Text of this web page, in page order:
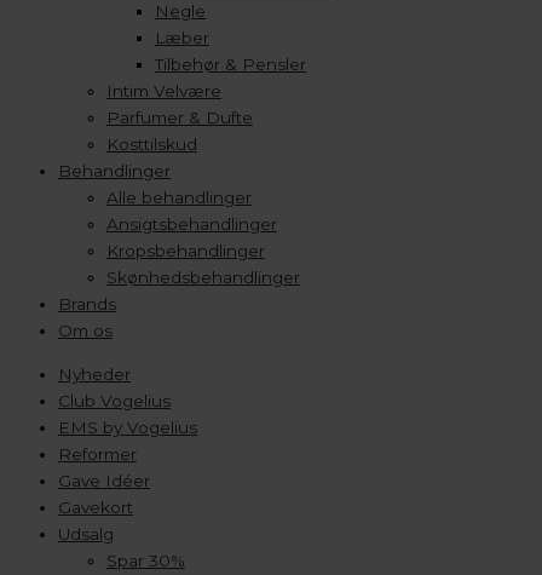
Negle
Læber
Tilbehør & Pensler
Intim Velvære
Parfumer & Dufte
Kosttilskud
Behandlinger
Alle behandlinger
Ansigtsbehandlinger
Kropsbehandlinger
Skønhedsbehandlinger
Brands
Om os
Nyheder
Club Vogelius
EMS by Vogelius
Reformer
Gave Idéer
Gavekort
Udsalg
Spar 30%